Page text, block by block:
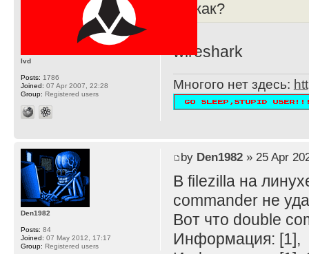
как?
wireshark
Многого нет здесь:
lvd
Posts: 1786
Joined: 07 Apr 2007, 22:28
Group: Registered users
by Den1982» 25 Apr
В filezilla на
commander не
Вот что double
Информация: [1],
Den1982
Posts: 84
Joined: 07 May 2012, 17:17
Group: Registered users